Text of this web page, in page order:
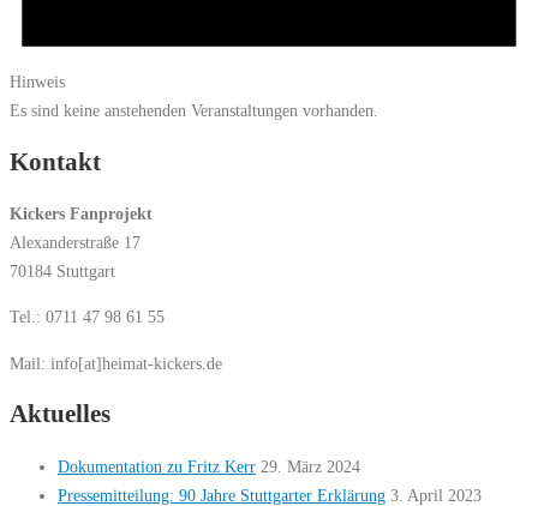
Hinweis
Es sind keine anstehenden Veranstaltungen vorhanden.
Kontakt
Kickers Fanprojekt
Alexanderstraße 17
70184 Stuttgart
Tel.: 0711 47 98 61 55
Mail: info[at]heimat-kickers.de
Aktuelles
Dokumentation zu Fritz Kerr 29. März 2024
Pressemitteilung: 90 Jahre Stuttgarter Erklärung 3. April 2023